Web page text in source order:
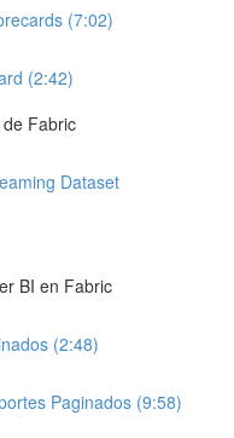
(7:02)
(2:42)
Fabric
Dataset
BI en Fabric
(2:48)
Paginados (9:58)